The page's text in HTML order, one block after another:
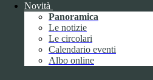
Novità
Panoramica
Le notizie
Le circolari
Calendario eventi
Albo online
Sistema di
performance